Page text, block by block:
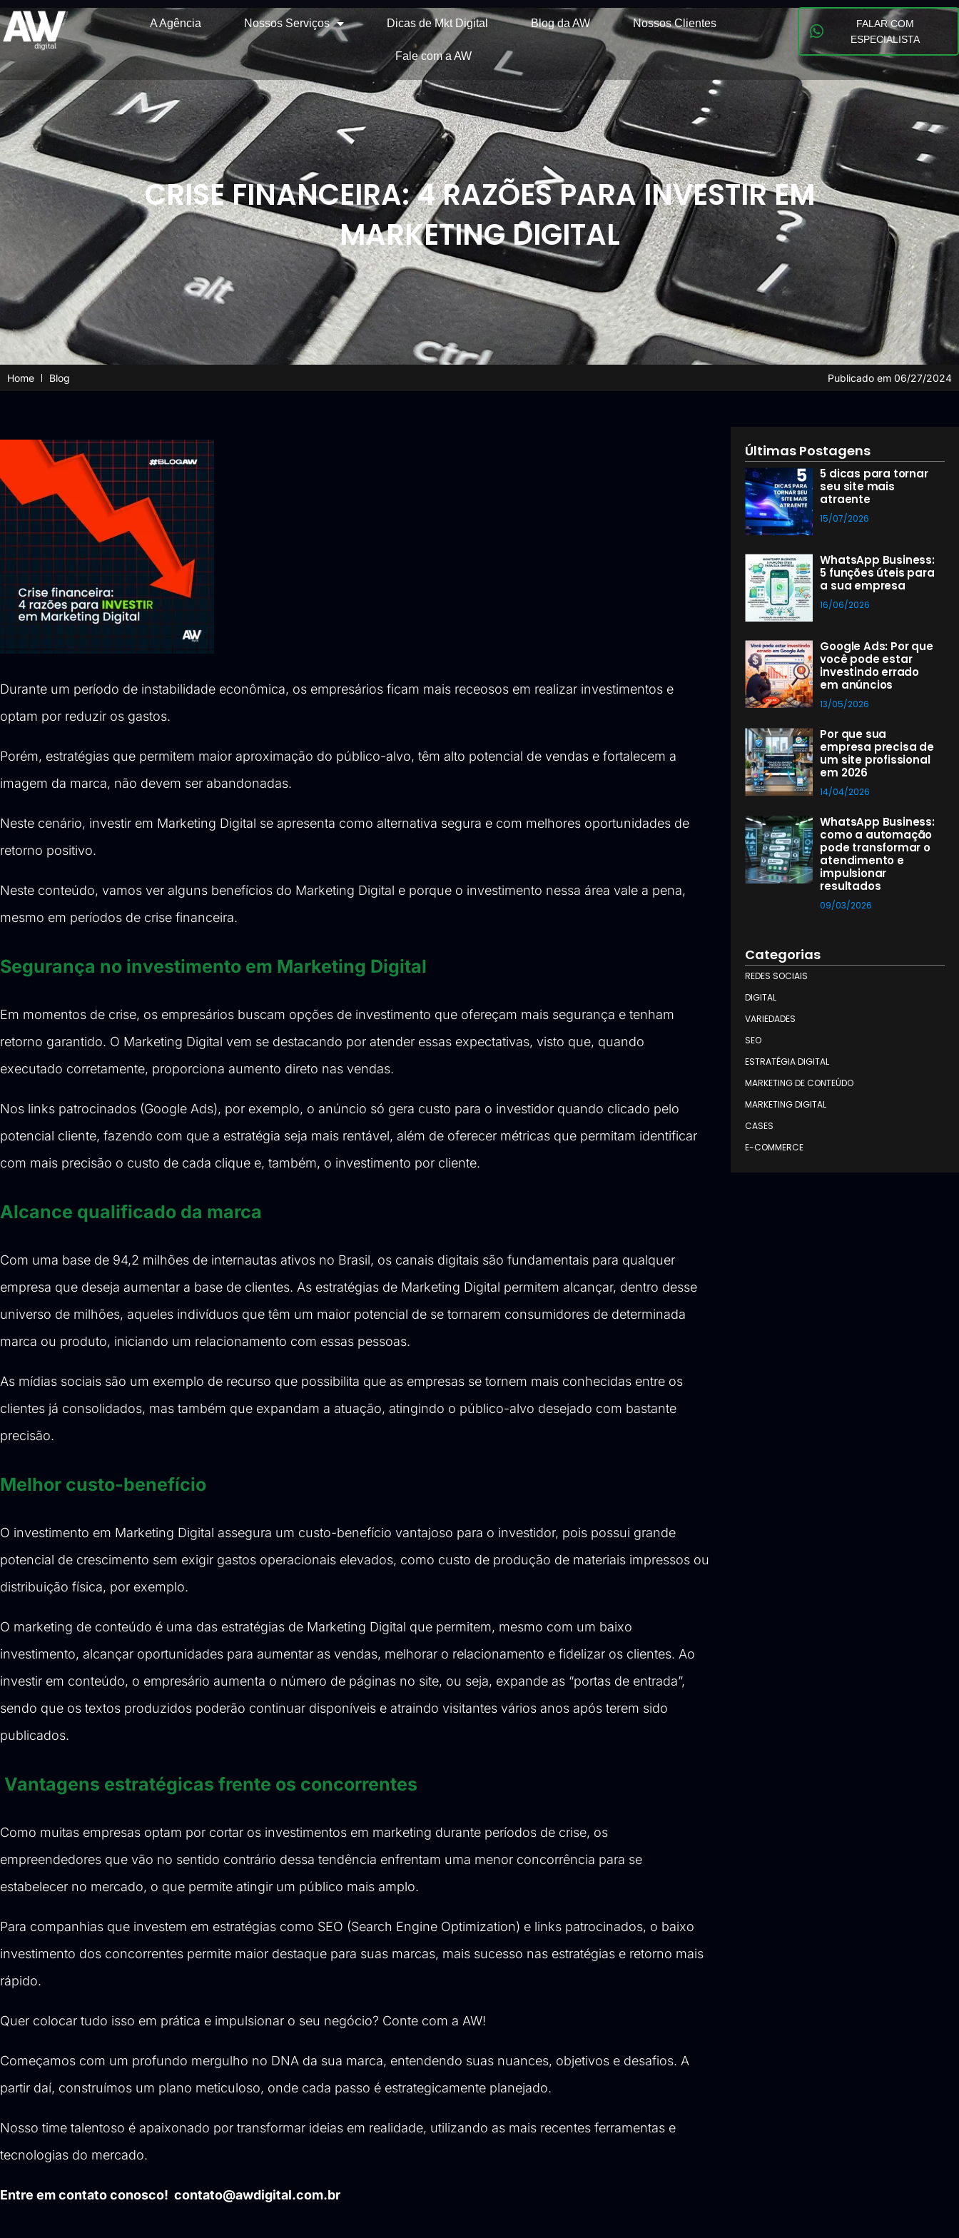
A Agência Nossos Serviços Dicas de Mkt Digital Blog da AW Nossos Clientes
Fale com a AW
FALAR COM
ESPECIALISTA
CRISE FINANCEIRA: 4 RAZÕES PARA INVESTIR EM
MARKETING DIGITAL
Home Blog Publicado em 06/27/2024
Durante um período de instabilidade econômica, os empresários ficam mais receosos em realizar investimentos e
optam por reduzir os gastos.
Porém, estratégias que permitem maior aproximação do público-alvo, têm alto potencial de vendas e fortalecem a
imagem da marca, não devem ser abandonadas.
Neste cenário, investir em Marketing Digital se apresenta como alternativa segura e com melhores oportunidades de
retorno positivo.
Neste conteúdo, vamos ver alguns benefícios do Marketing Digital e porque o investimento nessa área vale a pena,
mesmo em períodos de crise financeira.
Segurança no investimento em Marketing Digital
Em momentos de crise, os empresários buscam opções de investimento que ofereçam mais segurança e tenham
retorno garantido. O Marketing Digital vem se destacando por atender essas expectativas, visto que, quando
executado corretamente, proporciona aumento direto nas vendas.
Nos links patrocinados (Google Ads), por exemplo, o anúncio só gera custo para o investidor quando clicado pelo
potencial cliente, fazendo com que a estratégia seja mais rentável, além de oferecer métricas que permitam identificar
com mais precisão o custo de cada clique e, também, o investimento por cliente.
Alcance qualificado da marca
Com uma base de 94,2 milhões de internautas ativos no Brasil, os canais digitais são fundamentais para qualquer
empresa que deseja aumentar a base de clientes. As estratégias de Marketing Digital permitem alcançar, dentro desse
universo de milhões, aqueles indivíduos que têm um maior potencial de se tornarem consumidores de determinada
marca ou produto, iniciando um relacionamento com essas pessoas.
As mídias sociais são um exemplo de recurso que possibilita que as empresas se tornem mais conhecidas entre os
clientes já consolidados, mas também que expandam a atuação, atingindo o público-alvo desejado com bastante
precisão.
Melhor custo-benefício
O investimento em Marketing Digital assegura um custo-benefício vantajoso para o investidor, pois possui grande
potencial de crescimento sem exigir gastos operacionais elevados, como custo de produção de materiais impressos ou
distribuição física, por exemplo.
O marketing de conteúdo é uma das estratégias de Marketing Digital que permitem, mesmo com um baixo
investimento, alcançar oportunidades para aumentar as vendas, melhorar o relacionamento e fidelizar os clientes. Ao
investir em conteúdo, o empresário aumenta o número de páginas no site, ou seja, expande as “portas de entrada”,
sendo que os textos produzidos poderão continuar disponíveis e atraindo visitantes vários anos após terem sido
publicados.
Vantagens estratégicas frente os concorrentes
Como muitas empresas optam por cortar os investimentos em marketing durante períodos de crise, os
empreendedores que vão no sentido contrário dessa tendência enfrentam uma menor concorrência para se
estabelecer no mercado, o que permite atingir um público mais amplo.
Para companhias que investem em estratégias como SEO (Search Engine Optimization) e links patrocinados, o baixo
investimento dos concorrentes permite maior destaque para suas marcas, mais sucesso nas estratégias e retorno mais
rápido.
Quer colocar tudo isso em prática e impulsionar o seu negócio? Conte com a AW!
Começamos com um profundo mergulho no DNA da sua marca, entendendo suas nuances, objetivos e desafios. A
partir daí, construímos um plano meticuloso, onde cada passo é estrategicamente planejado.
Nosso time talentoso é apaixonado por transformar ideias em realidade, utilizando as mais recentes ferramentas e
tecnologias do mercado.
Entre em contato conosco! contato@awdigital.com.br
Últimas Postagens
5 dicas para tornar
seu site mais
atraente
15/07/2026
WhatsApp Business:
5 funções úteis para
a sua empresa
16/06/2026
Google Ads: Por que
você pode estar
investindo errado
em anúncios
13/05/2026
Por que sua
empresa precisa de
um site profissional
em 2026
14/04/2026
WhatsApp Business:
como a automação
pode transformar o
atendimento e
impulsionar
resultados
09/03/2026
Categorias
REDES SOCIAIS
DIGITAL
VARIEDADES
SEO
ESTRATÉGIA DIGITAL
MARKETING DE CONTEÚDO
MARKETING DIGITAL
CASES
E-COMMERCE